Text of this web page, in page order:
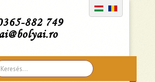
882 749